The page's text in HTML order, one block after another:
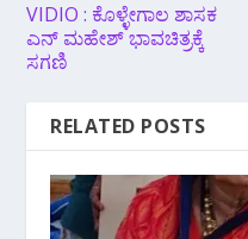
VIDIO : ಕೊಳ್ಳೇಗಾಲ ಶಾಸಕ
ಎನ್ ಮಹೇಶ್ ಭಾವಚಿತ್ರಕ್ಕೆ
ಸಗಣಿ
RELATED POSTS